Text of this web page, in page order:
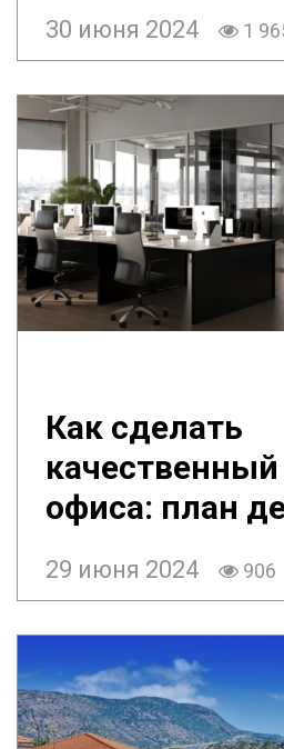
30 июня 2024 1
Как сделать
офиса: план
29 июня 2024 906